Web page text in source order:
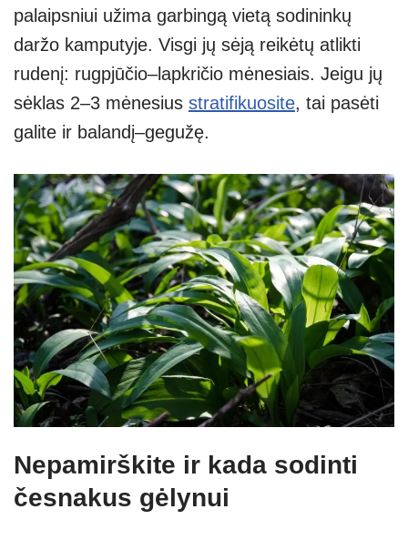
palaipsniui užima garbingą vietą sodininkų
daržo kamputyje. Visgi jų sėją reikėtų atlikti
rudenį: rugpjūčio–lapkričio mėnesiais. Jeigu jų
sėklas 2–3 mėnesius stratifikuosite, tai pasėti
galite ir balandį–gegužę.
Nepamirškite ir kada sodinti
česnakus gėlynui